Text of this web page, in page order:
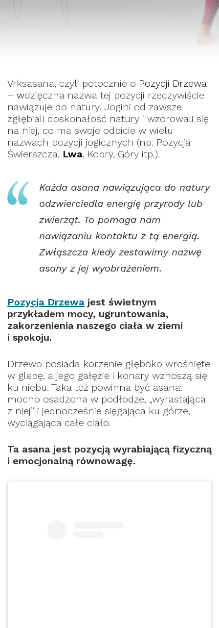
Vrksasana, czyli potocznie o Pozycji Drzewa
– wdzięczna nazwa tej pozycji rzeczywiście
nawiązuje do natury. Jogini od zawsze
zgłębiali doskonałość natury i wzorowali się
na niej, co ma swoje odbicie w wielu
nazwach pozycji jogicznych (np. Pozycja
Świerszcza, Lwa, Kobry, Góry itp.).
Każda asana nawiązująca do natury
odzwierciedla energię przyrody lub
zwierząt. To pomaga nam
nawiązaniu kontaktu z tą energią.
Zwłąszcza kiedy zestawimy nazwę
asany z jej wyobrażeniem.
Pozycja Drzewa jest świetnym
przykładem mocy, ugruntowania,
zakorzenienia naszego ciała w ziemi
i spokoju.
Drzewo posiada korzenie głęboko wrośnięte
w glebę, a jego gałęzie i konary wznoszą się
ku niebu. Taka też powinna być asana:
mocno osadzona w podłodze, „wyrastająca
z niej” i jednocześnie sięgająca ku górze,
wyciągająca całe ciało.
Ta asana jest pozycją wyrabiającą fizyczną
i emocjonalną równowagę.